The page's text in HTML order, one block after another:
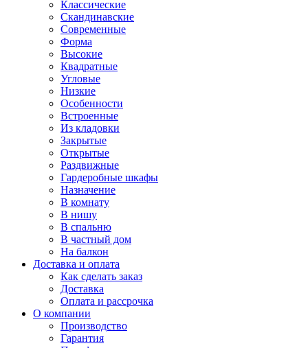
Классические
Скандинавские
Современные
Форма
Высокие
Квадратные
Угловые
Низкие
Особенности
Встроенные
Из кладовки
Закрытые
Открытые
Раздвижные
Гардеробные шкафы
Назначение
В комнату
В нишу
В спальню
В частный дом
На балкон
Доставка и оплата
Как сделать заказ
Доставка
Оплата и рассрочка
О компании
Производство
Гарантия